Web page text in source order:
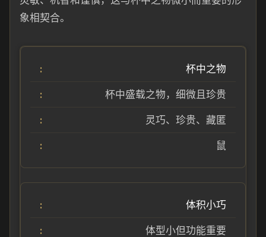
象相契合。
杯中之物
杯中盛载之物，细微且珍贵
灵巧、珍贵、藏匿
鼠
体积小巧
体型小但功能重要